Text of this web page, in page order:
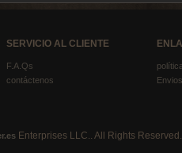
SERVICIO AL CLIENTE
F.A.Qs
contáctenos
Enterprises LLC.. All Rights Reserved.